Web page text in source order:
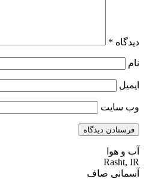
دیدگاه *
نام
ایمیل
وب‌ سایت
آب و هوا
Rasht, IR
آسمانی صاف